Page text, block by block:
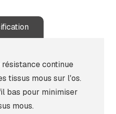
continue
tissus mous sur l'os.
bas pour minimiser
mous.